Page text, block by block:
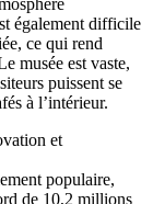
également difficile
ce qui rend
musée est vaste,
puissent se
à l’intérieur.
populaire,
de 10,2 millions